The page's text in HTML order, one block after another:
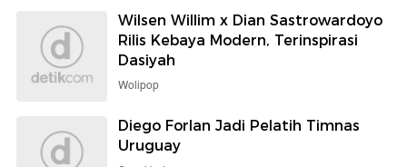
Wilsen Willim x Dian Sastrowardoyo
Rilis Kebaya Modern, Terinspirasi
Dasiyah
Wolipop
Diego Forlan Jadi Pelatih Timnas
Uruguay